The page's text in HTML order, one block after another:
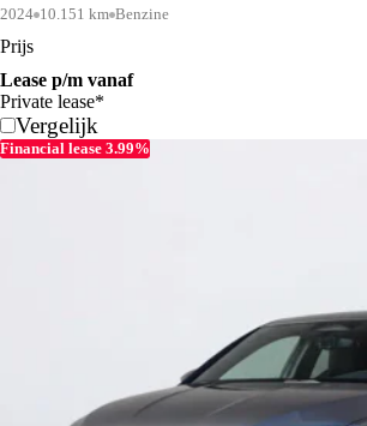
2024 10.151 km Benzine
Prijs
Lease p/m vanaf
Private lease*
Vergelijk
Financial lease 3.99%